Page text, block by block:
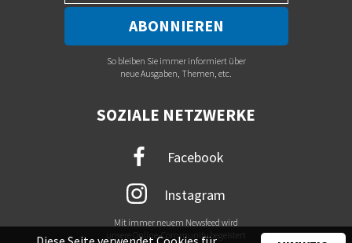
So bleiben Sie immer informiert über
neue Ausgaben, Themen, etc.
SOZIALE NETZWERKE
Facebook
Instagram
Mit immer neuem Newsfeed wird
unsere Online-Community begeistert